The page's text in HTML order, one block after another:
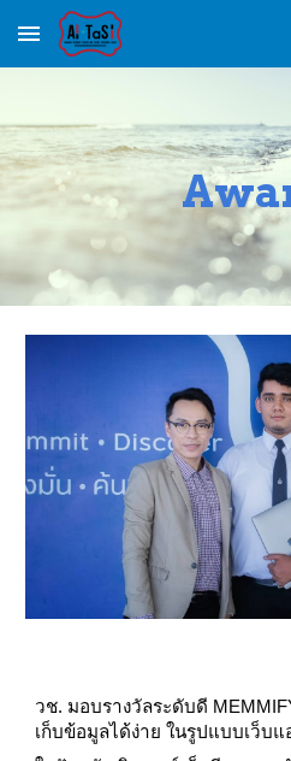
Skip to main content
วช. มอบรางวัลระดับดี
เก็บข้อมูลได้ง่าย ในรูปแบบเว็บ